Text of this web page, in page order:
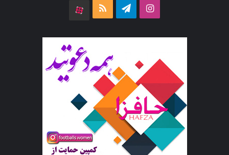
اینستاگرامتلگرام خوراک